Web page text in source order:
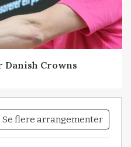
Danish Crowns
Se flere arrangementer